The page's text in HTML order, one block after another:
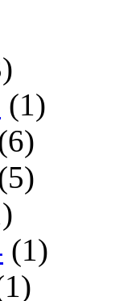
(1)
(1)